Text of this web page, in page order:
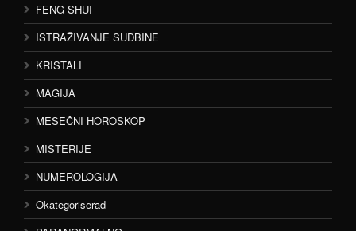
FENG SHUI
ISTRAŽIVANJE SUDBINE
KRISTALI
MAGIJA
MESEČNI HOROSKOP
MISTERIJE
NUMEROLOGIJA
Okategoriserad